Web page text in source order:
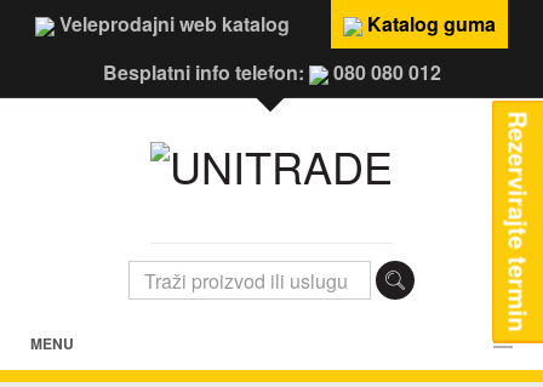
Veleprodajni web katalog
Katalog guma
Besplatni info telefon:
080 080 012
MENU
Rezervirajte termin